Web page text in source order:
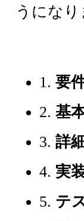
うになり
1.要
2.基
3.詳
4. 実
5. テ